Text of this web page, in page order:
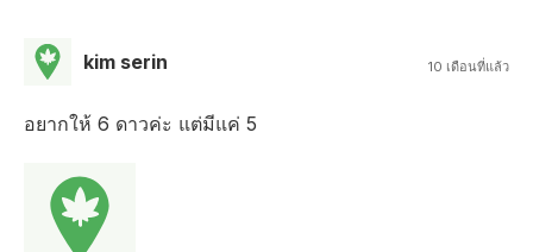
kim serin 10 เดือนที่แล้ว
อยากให้ 6 ดาวค่ะ แต่มีแค่ 5